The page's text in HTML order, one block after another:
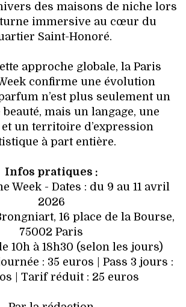
des maisons de niche lors
immersive au cœur du
Saint-Honoré.
approche globale, la Paris
confirme une évolution
n’est plus seulement un
mais un langage, une
un territoire d’expression
à part entière.
Infos pratiques :
Week - Dates : du 9 au 11 avril
2026
16 place de la Bourse,
75002 Paris
10h à 18h30 (selon les jours)
: 35 euros | Pass 3 jours :
| Tarif réduit : 25 euros